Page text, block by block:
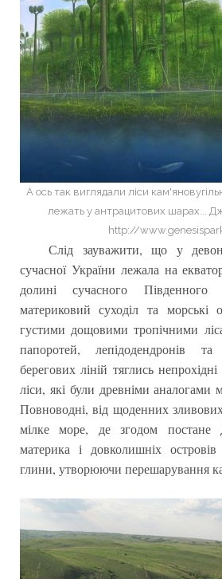
А ось так виглядали ліси
лежать у антрацитових шарах...
http://
Слід зауважити, що у
сучасної України лежала на
долині сучасного
материковий суходіл та морські
густими дощовими тропічними
папоротей, лепідодендронів
берегових ліній тяглись непрохідні
ліси, які були древніми аналогами
Повноводні, від щоденних
мілке море, де згодом
материка і довколишніх
глини, утворюючи перешарування